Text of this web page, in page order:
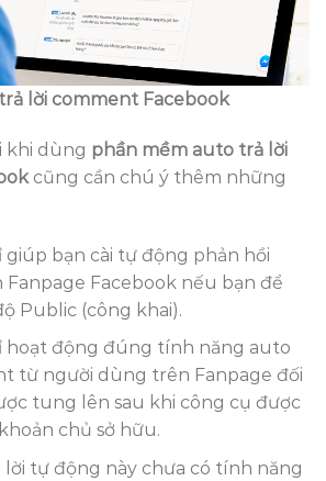
lời comment Facebook
khi dùng phần mềm auto trả lời
cũng cần chú ý thêm những
giúp bạn cài tự động phản hồi
Facebook nếu bạn để
Public (công khai).
hoạt động đúng tính năng auto
từ người dùng trên Fanpage đối
tung lên sau khi công cụ được
chủ sở hữu.
lời tự động này chưa có tính năng